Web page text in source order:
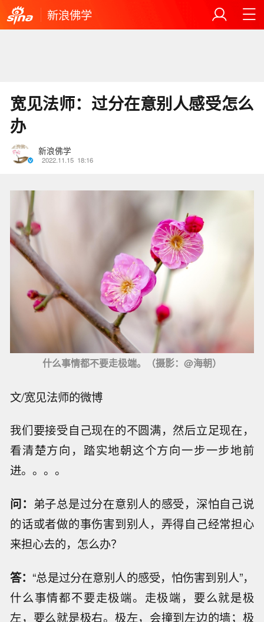
新浪佛学
宽见法师：过分在意别人感受怎么
办
新浪佛学
2022.11.15 18:16
什么事情都不要走极端。（摄影：@海朝）
文/宽见法师的微博
我们要接受自己现在的不圆满，然后立足现在，
看清楚方向，踏实地朝这个方向一步一步地前
进。。。。
问： 弟子总是过分在意别人的感受，深怕自己说
的话或者做的事伤害到别人，弄得自己经常担心
来担心去的，怎么办？
答： “总是过分在意别人的感受，怕伤害到别人”，
什么事情都不要走极端。走极端，要么就是极
左，要么就是极右。极左，会撞到左边的墙；极